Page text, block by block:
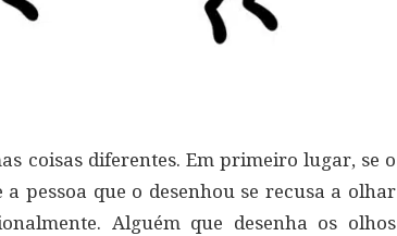
coisas diferentes. Em primeiro lugar, se o
pessoa que o desenhou se recusa a olhar
Alguém que desenha os olhos